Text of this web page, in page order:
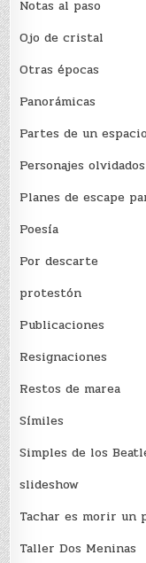
Notas al paso
Ojo de cristal
Otras épocas
Panorámicas
Partes de un
Personajes olvidados
Planes de escape
Poesía
Por descarte
protestón
Publicaciones
Resignaciones
Restos de marea
Sí­miles
Simples de los
slideshow
Tachar es morir un
Taller Dos Meninas